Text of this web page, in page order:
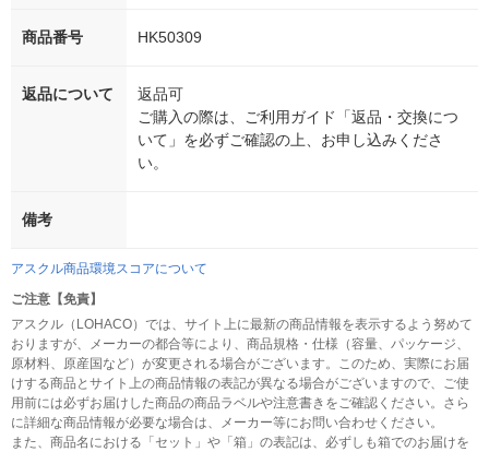
商品番号 HK50309
返品について
返品可
ご購入の際は、ご利用ガイド「返品・交換につ
いて」を必ずご確認の上、お申し込みくださ
い。
備考
アスクル商品環境スコアについて
ご注意【免責】
アスクル（LOHACO）では、サイト上に最新の商品情報を表示するよう努めて
おりますが、メーカーの都合等により、商品規格・仕様（容量、パッケージ、
原材料、原産国など）が変更される場合がございます。このため、実際にお届
けする商品とサイト上の商品情報の表記が異なる場合がございますので、ご使
用前には必ずお届けした商品の商品ラベルや注意書きをご確認ください。さら
に詳細な商品情報が必要な場合は、メーカー等にお問い合わせください。
また、商品名における「セット」や「箱」の表記は、必ずしも箱でのお届けを